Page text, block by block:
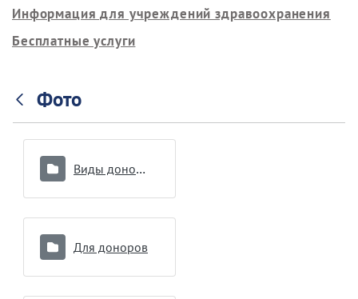
Информация для учреждений здравоохранения
Бесплатные услуги
Фото
Виды донорства и интервалы между ними
Для доноров